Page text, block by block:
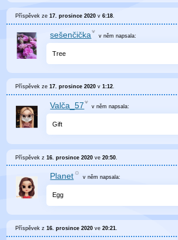
Příspěvek ze17. prosince 2020 v6:18.
sešenčička v něm napsala:
Tree
Příspěvek ze17. prosince 2020 v1:12.
Valča_57 v něm napsala:
Gift
Příspěvek z16. prosince 2020 ve20:50
Planet v němnapsala:
Egg
Příspěvek z16. prosince 2020 ve20:21